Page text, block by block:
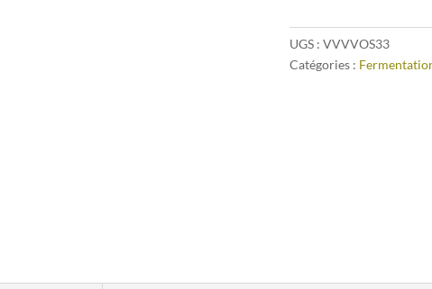
33cl
UGS : VVVVOS33
Catégories :